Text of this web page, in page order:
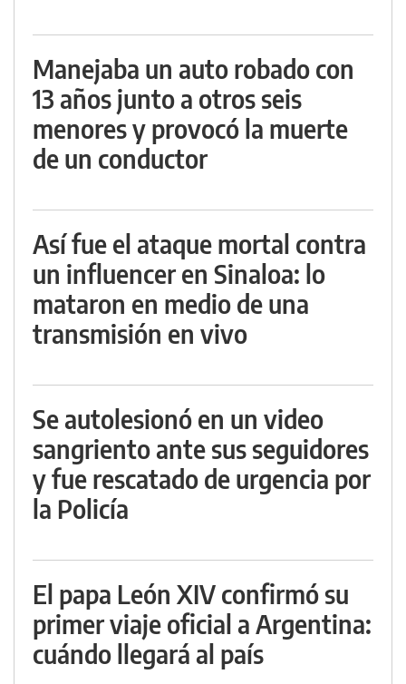
Manejaba un auto robado con
13 años junto a otros seis
menores y provocó la muerte
de un conductor
Así fue el ataque mortal contra
un influencer en Sinaloa: lo
mataron en medio de una
transmisión en vivo
Se autolesionó en un video
sangriento ante sus seguidores
y fue rescatado de urgencia por
la Policía
El papa León XIV confirmó su
primer viaje oficial a Argentina:
cuándo llegará al país